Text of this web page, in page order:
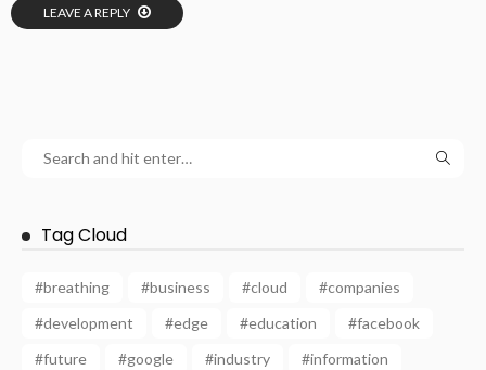
LEAVE A REPLY
Tag Cloud
#breathing #business #cloud
#companies
#development
#edge #education
#facebook
#future
#google #industry
#information